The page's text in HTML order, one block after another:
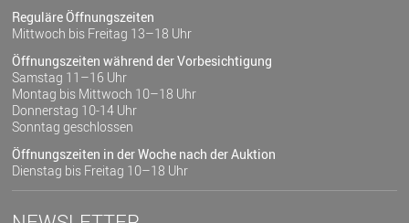
Reguläre Öffnungszeiten
Mittwoch bis Freitag 13–18 Uhr
Öffnungszeiten während der Vorbesichtigung
Samstag 11–16 Uhr
Montag bis Mittwoch 10–18 Uhr
Donnerstag 10-14 Uhr
Sonntag geschlossen
Öffnungszeiten in der Woche nach der Auktion
Dienstag bis Freitag 10–18 Uhr